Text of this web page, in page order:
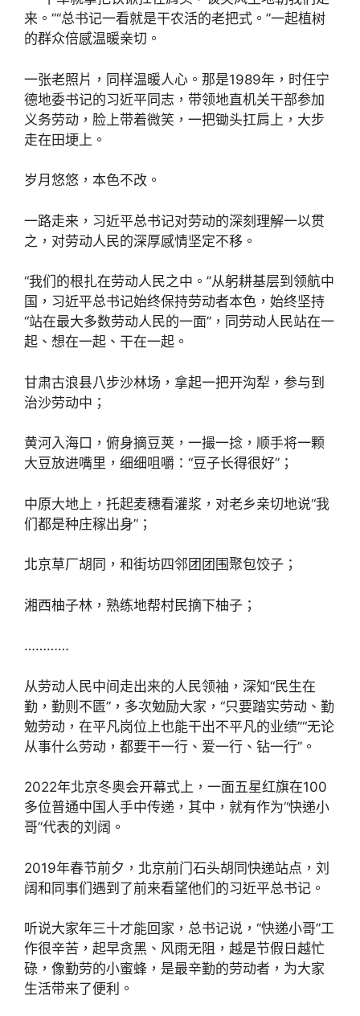
来。”“总书记一看就是干农活的老把式。”一起植树
的群众倍感温暖亲切。
一张老照片，同样温暖人心。那是1989年，时任宁
德地委书记的习近平同志，带领地直机关干部参加
义务劳动，脸上带着微笑，一把锄头扛肩上，大步
走在田埂上。
岁月悠悠，本色不改。
一路走来，习近平总书记对劳动的深刻理解一以贯
之，对劳动人民的深厚感情坚定不移。
“我们的根扎在劳动人民之中。”从躬耕基层到领航中
国，习近平总书记始终保持劳动者本色，始终坚持
“站在最大多数劳动人民的一面”，同劳动人民站在一
起、想在一起、干在一起。
甘肃古浪县八步沙林场，拿起一把开沟犁，参与到
治沙劳动中；
黄河入海口，俯身摘豆荚，一撮一捻，顺手将一颗
大豆放进嘴里，细细咀嚼：“豆子长得很好”；
中原大地上，托起麦穗看灌浆，对老乡亲切地说“我
们都是种庄稼出身”；
北京草厂胡同，和街坊四邻团团围聚包饺子；
湘西柚子林，熟练地帮村民摘下柚子；
…………
从劳动人民中间走出来的人民领袖，深知“民生在
勤，勤则不匮”，多次勉励大家，“只要踏实劳动、勤
勉劳动，在平凡岗位上也能干出不平凡的业绩”“无论
从事什么劳动，都要干一行、爱一行、钻一行”。
2022年北京冬奥会开幕式上，一面五星红旗在100
多位普通中国人手中传递，其中，就有作为“快递小
哥”代表的刘阔。
2019年春节前夕，北京前门石头胡同快递站点，刘
阔和同事们遇到了前来看望他们的习近平总书记。
听说大家年三十才能回家，总书记说，“快递小哥”工
作很辛苦，起早贪黑、风雨无阻，越是节假日越忙
碌，像勤劳的小蜜蜂，是最辛勤的劳动者，为大家
生活带来了便利。